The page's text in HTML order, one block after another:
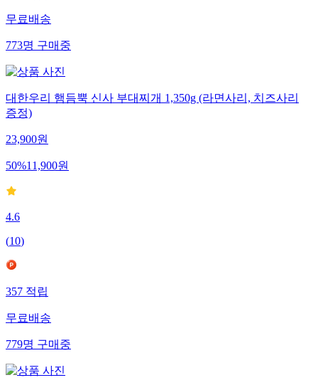
무료배송
773명 구매중
대한우리 햄듬뿍 신사 부대찌개 1,350g (라면사리, 치즈사리
증정)
23,900원
50%11,900원
4.6
(10)
357 적립
무료배송
779명 구매중